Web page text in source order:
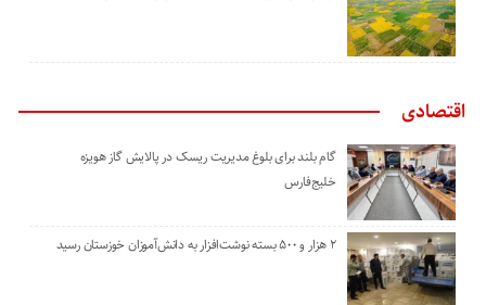
اقتصادی
گام بلند برای بلوغ مدیریت ریسک در پالایش گاز هویزه
خلیج‌فارس
۲ هزار و ۵۰۰ بسته نوشت‌افزار به دانش‌آموزان خوزستان رسید